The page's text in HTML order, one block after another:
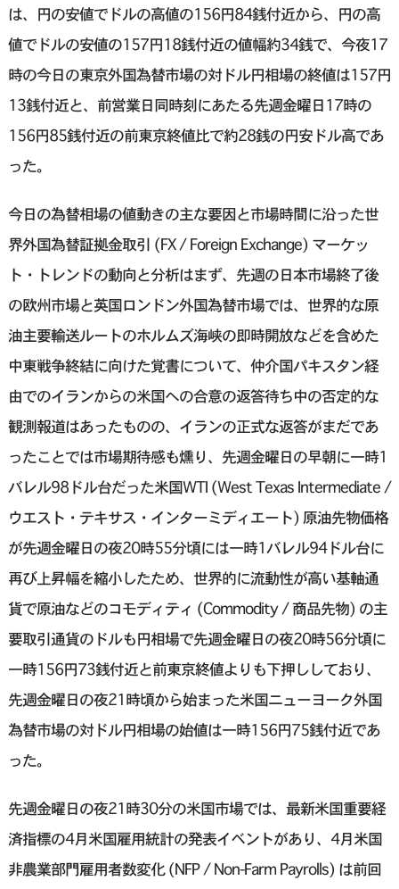
は、円の安値でドルの高値の156円84銭付近から、円の高
値でドルの安値の157円18銭付近の値幅約34銭で、今夜17
時の今日の東京外国為替市場の対ドル円相場の終値は157円
13銭付近と、前営業日同時刻にあたる先週金曜日17時の
156円85銭付近の前東京終値比で約28銭の円安ドル高であ
った。
今日の為替相場の値動きの主な要因と市場時間に沿った世
界外国為替証拠金取引 (FX / Foreign Exchange) マーケッ
ト・トレンドの動向と分析はまず、先週の日本市場終了後
の欧州市場と英国ロンドン外国為替市場では、世界的な原
油主要輸送ルートのホルムズ海峡の即時開放などを含めた
中東戦争終結に向けた覚書について、仲介国パキスタン経
由でのイランからの米国への合意の返答待ち中の否定的な
観測報道はあったものの、イランの正式な返答がまだであ
ったことでは市場期待感も燻り、先週金曜日の早朝に一時1
バレル98ドル台だった米国WTI (West Texas Intermediate /
ウエスト・テキサス・インターミディエート) 原油先物価格
が先週金曜日の夜20時55分頃には一時1バレル94ドル台に
再び上昇幅を縮小したため、世界的に流動性が高い基軸通
貨で原油などのコモディティ (Commodity / 商品先物) の主
要取引通貨のドルも円相場で先週金曜日の夜20時56分頃に
一時156円73銭付近と前東京終値よりも下押ししており、
先週金曜日の夜21時頃から始まった米国ニューヨーク外国
為替市場の対ドル円相場の始値は一時156円75銭付近であ
った。
先週金曜日の夜21時30分の米国市場では、最新米国重要経
済指標の4月米国雇用統計の発表イベントがあり、4月米国
非農業部門雇用者数変化 (NFP / Non-Farm Payrolls) は前回